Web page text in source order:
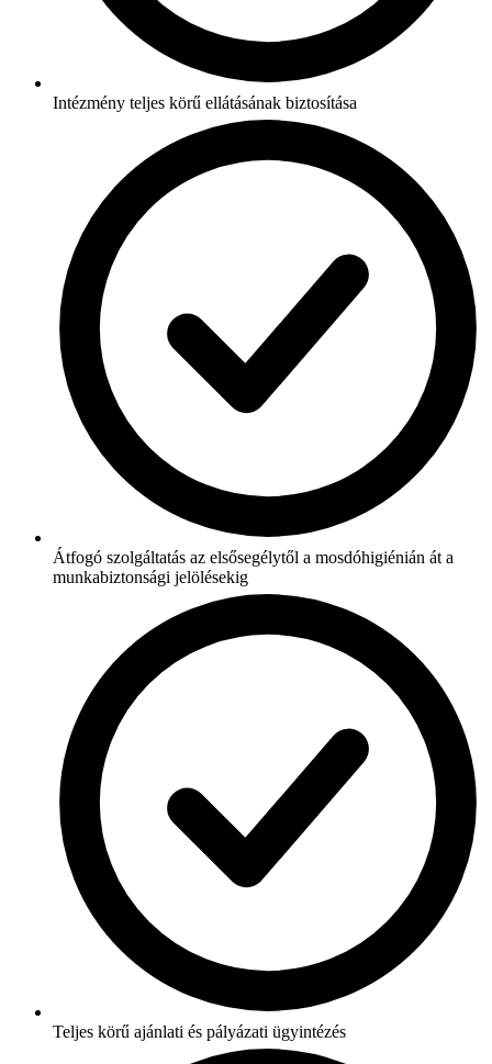
Intézmény teljes körű ellátásának biztosítása
Átfogó szolgáltatás az elsősegélytől a mosdóhigiénián át a
munkabiztonsági jelölésekig
Teljes körű ajánlati és pályázati ügyintézés